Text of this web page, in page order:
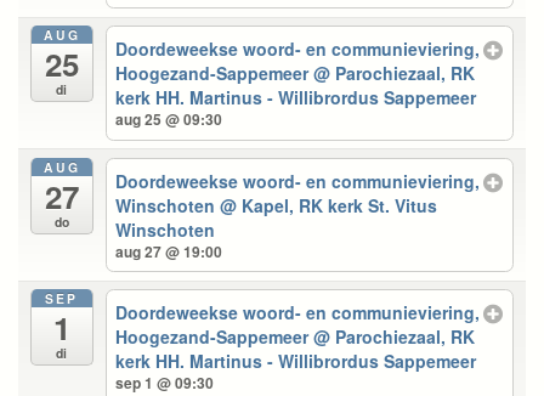
AUG
25
di
Doordeweekse woord- en communieviering,
Hoogezand-Sappemeer@ Parochiezaal, RK
kerk HH. Martinus - Willibrordus Sappemeer
aug 25 @ 09:30
AUG
27
do
Doordeweekse woord- en communieviering,
Winschoten@ Kapel, RK kerk St. Vitus
Winschoten
aug 27 @ 19:00
SEP
1
di
Doordeweekse woord- en communieviering,
Hoogezand-Sappemeer@ Parochiezaal, RK
kerk HH. Martinus - Willibrordus Sappemeer
sep 1 @ 09:30